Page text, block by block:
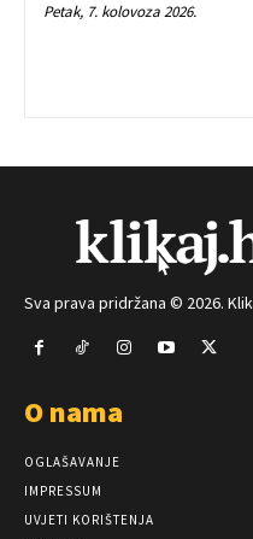
Petak, 7. kolovoza 2026.
Sva prava pridržana © 2026.
O nama
OGLAŠAVANJE
IMPRESSUM
UVJETI KORIŠTENJA